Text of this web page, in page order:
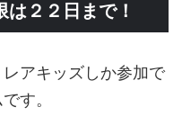
２２日まで！
アキッズしか参加で
す。